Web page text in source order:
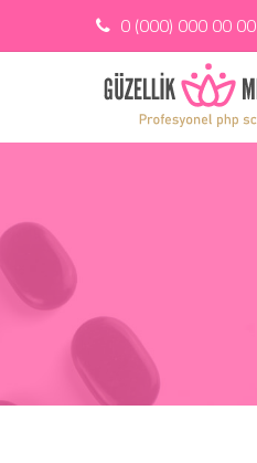
0 (000) 000 00 00